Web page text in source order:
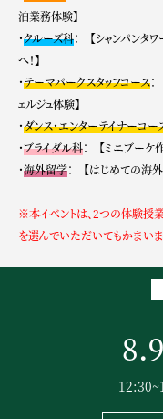
泊業務体験】
・クルーズ科： 【シャンパンタ
へ！】
・テーマパークスタッフコース
ェルジュ体験】
・ダンス・エンターテイナーコー
・ブライダル科： 【ミニブーケ
・海外留学： 【はじめての海
※本イベントは、2つの体験授
を選んでいただいてもかまいま
8.9